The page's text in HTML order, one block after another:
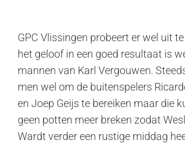
GPC Vlissingen probeert er wel uit
het geloof in een goed resultaat is
mannen van Karl Vergouwen.
men wel om de buitenspelers
en Joep Geijs te bereiken maar die
geen potten meer breken zodat
Wardt verder een rustige middag